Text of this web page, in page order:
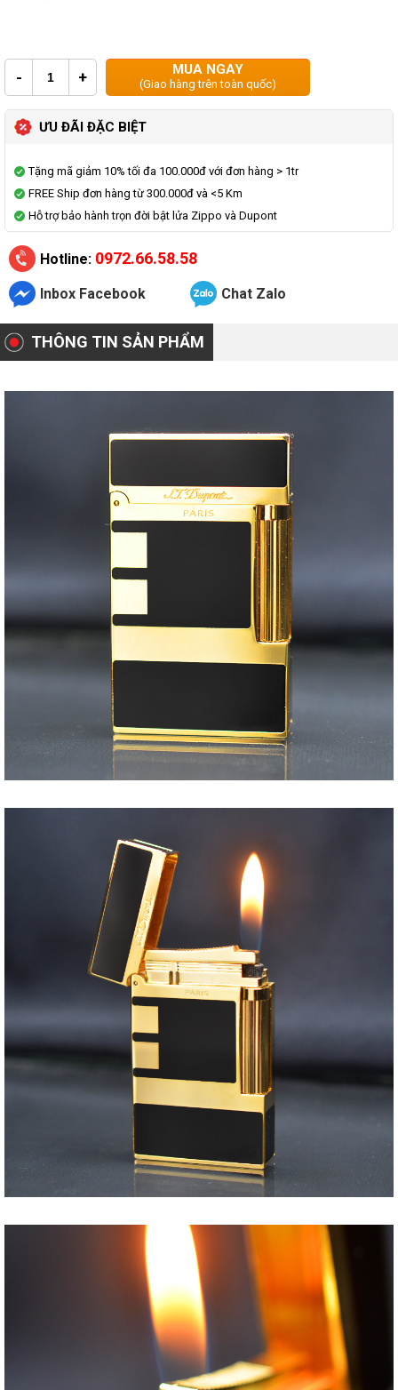
- + MUA NGAY
(Giao hàng trên toàn quốc)
ƯU ĐÃI ĐẶC BIỆT
Tặng mã giảm 10% tối đa 100.000đ với đơn hàng > 1tr
FREE Ship đơn hàng từ 300.000đ và <5 Km
Hỗ trợ bảo hành trọn đời bật lửa Zippo và Dupont
Hotline: 0972.66.58.58
Inbox Facebook Chat Zalo
THÔNG TIN SẢN PHẨM